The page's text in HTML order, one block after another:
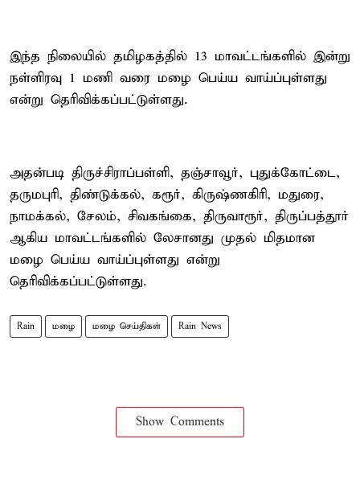
இந்த நிலையில் தமிழகத்தில் 13 மாவட்டங்களில் இன்று
நள்ளிரவு 1 மணி வரை மழை பெய்ய வாய்ப்புள்ளது
என்று தெரிவிக்கப்பட்டுள்ளது.
அதன்படி திருச்சிராப்பள்ளி, தஞ்சாவூர், புதுக்கோட்டை,
தருமபுரி, திண்டுக்கல், கரூர், கிருஷ்ணகிரி, மதுரை,
நாமக்கல், சேலம், சிவகங்கை, திருவாரூர், திருப்பத்தூர்
ஆகிய மாவட்டங்களில் லேசானது முதல் மிதமான
மழை பெய்ய வாய்ப்புள்ளது என்று
தெரிவிக்கப்பட்டுள்ளது.
Rain மழை மழை செய்திகள் Rain News
Show Comments